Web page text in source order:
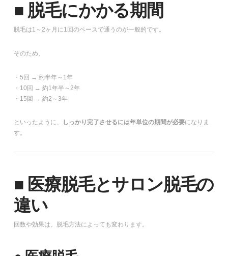
■ 脱毛にかかる期間
脱毛は1～2ヶ月に1回のペースで通うのが一般的です。
そのため、
・5回 → 約半年～1年
・10回 → 約1年半～2年
・15回 → 約2～3年
といったように、 しっかり完了させるには年単位の期間が必要になりま
す。
■ 医療脱毛とサロン脱毛の
違い
回数や効果は、脱毛方法によっても変わります。